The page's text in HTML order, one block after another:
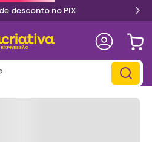
desconto no PIX